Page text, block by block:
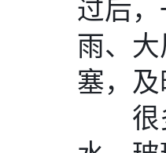
过后
雨、
塞，
很多